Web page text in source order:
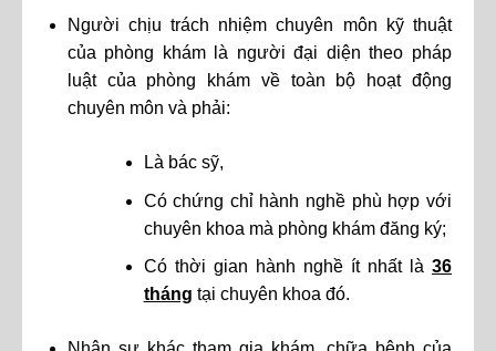
Người chịu trách nhiệm chuyên môn kỹ thuật
của phòng khám là người đại diện theo pháp
luật của phòng khám về toàn bộ hoạt động
chuyên môn và phải:
Là bác sỹ,
Có chứng chỉ hành nghề phù hợp với
chuyên khoa mà phòng khám đăng ký;
Có thời gian hành nghề ít nhất là 36
tháng tại chuyên khoa đó.